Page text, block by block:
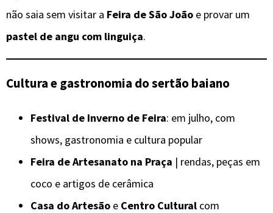
não saia sem visitar a Feira de São João e provar um
pastel de angu com linguiça.
Cultura e gastronomia do sertão baiano
Festival de Inverno de Feira: em julho, com
shows, gastronomia e cultura popular
Feira de Artesanato na Praça | rendas, peças em
coco e artigos de cerâmica
Casa do Artesão e Centro Cultural com